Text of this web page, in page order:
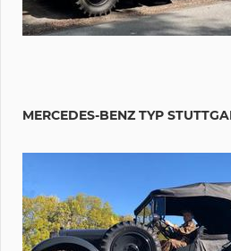
MERCEDES-BENZ TYP